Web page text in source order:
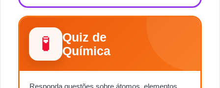
🧪
Quiz de
Química